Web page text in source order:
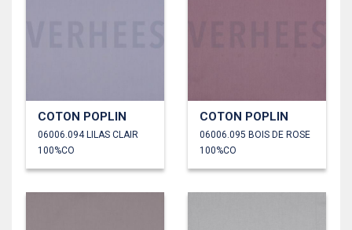
COTON POPLIN
06006.094 LILAS CLAIR
100%CO
COTON POPLIN
06006.095 BOIS DE ROSE
100%CO